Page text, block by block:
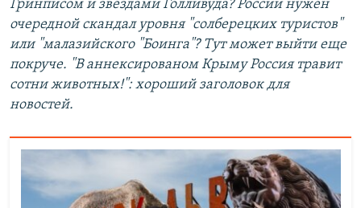
Гринписом и звёздами Голливуда? России нужен
очередной скандал уровня "солберецких туристов"
или "малазийского "Боинга"? Тут может выйти еще
покруче. "В аннексированом Крыму Россия травит
сотни животных!": хороший заголовок для
новостей.